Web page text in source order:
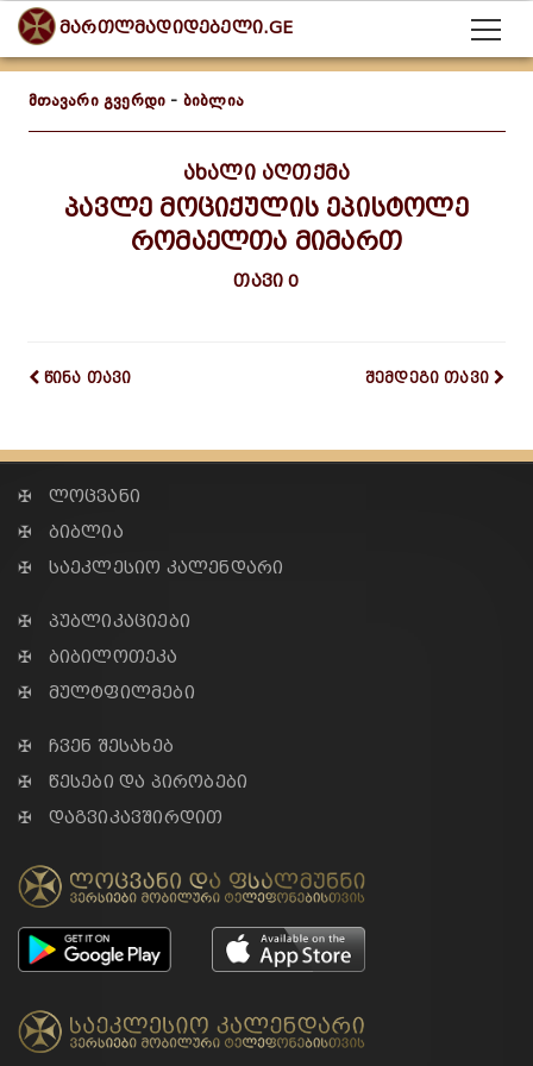
მართლმადიდებელი.GE
მთავარი გვერდი - ბიბლია
ახალი აღთქმა
პავლე მოციქულის ეპისტოლე
რომაელთა მიმართ
თავი 0
წინა თავი შემდეგი თავი
✠ ლოცვანი
✠ ბიბლია
✠ საეკლესიო კალენდარი
✠ პუბლიკაციები
✠ ბიბილოთეკა
✠ მულტფილმები
✠ ჩვენ შესახებ
✠ წესები და პირობები
✠ დაგვიკავშირდით